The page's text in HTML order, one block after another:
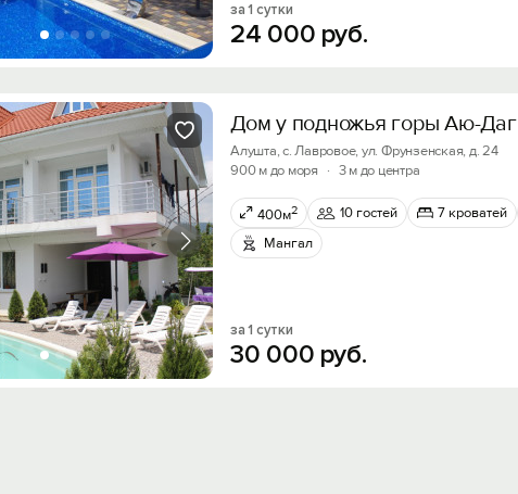
за 1 сутки
24 000 руб.
Дом у подножья горы Аю-Даг
Алушта, с. Лавровое, ул. Фрунзенская, д. 24
900 м до моря
· 3 м до центра
400м2 10 гостей 7 кроватей
Мангал
за 1 сутки
30 000 руб.